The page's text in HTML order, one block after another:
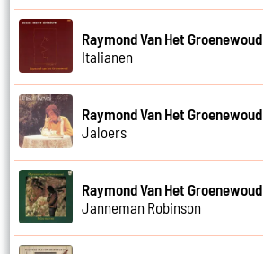
Raymond Van Het Groenewoud
Italianen
Raymond Van Het Groenewoud
Jaloers
Raymond Van Het Groenewoud
Janneman Robinson